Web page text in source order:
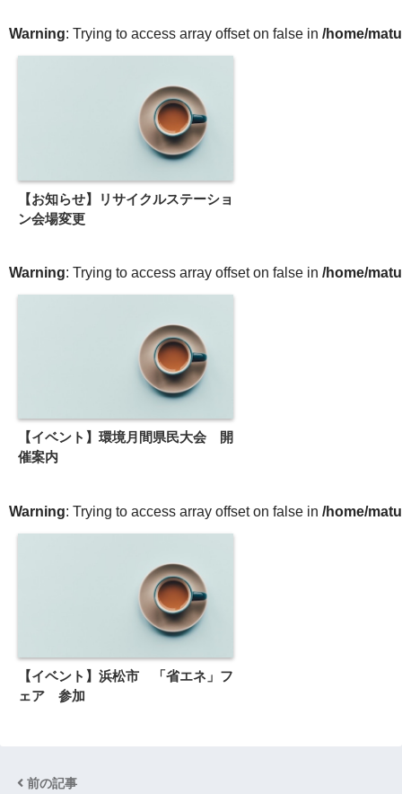
Warning: Trying to access array offset on false in /home/
【お知らせ】リサイクルステーショ
ン会場変更
Warning: Trying to access array offset on false in /home/
【イベント】環境月間県民大会 開
催案内
Warning: Trying to access array offset on false in /home/
【イベント】浜松市 「省エネ」フ
ェア 参加
前の記事